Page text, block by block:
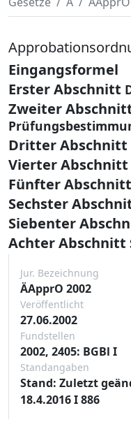
Eingangsformel
Erster Abschnitt
Zweiter
Dritter Abschnitt
Vierter Abschnitt
Fünfter Abschnitt
Sechster
Siebenter
Achter Abschnitt
Jur. Bezeichnung
ÄApprO 2002
Veröffentlicht
27.06.2002
Fundstellen
2002, 2405: BGBl I
Standangaben
Stand: Zuletzt
18.4.2016 I 886